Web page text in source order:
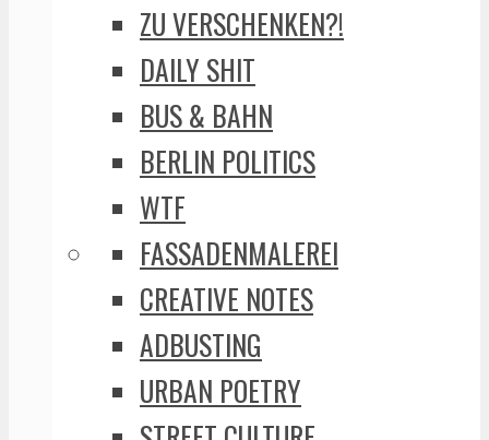
ZU VERSCHENKEN?!
DAILY SHIT
BUS & BAHN
BERLIN POLITICS
WTF
FASSADENMALEREI
CREATIVE NOTES
ADBUSTING
URBAN POETRY